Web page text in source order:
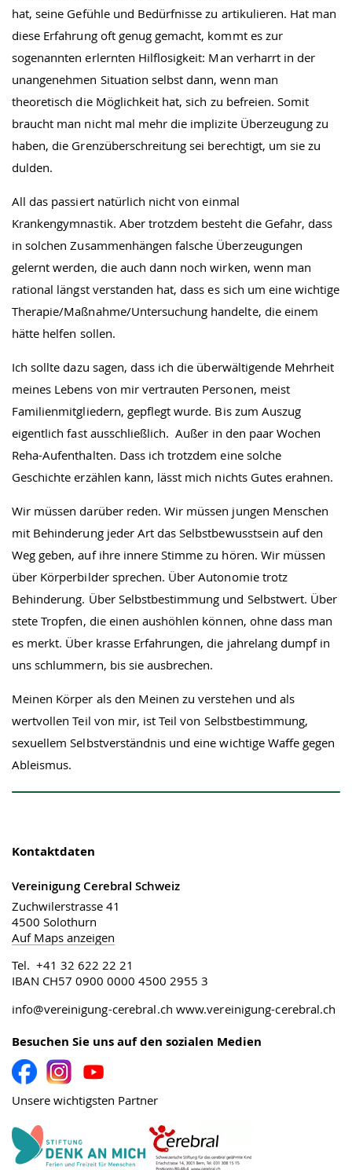
hat, seine Gefühle und Bedürfnisse zu artikulieren. Hat man
diese Erfahrung oft genug gemacht, kommt es zur
sogenannten erlernten Hilflosigkeit: Man verharrt in der
unangenehmen Situation selbst dann, wenn man
theoretisch die Möglichkeit hat, sich zu befreien. Somit
braucht man nicht mal mehr die implizite Überzeugung zu
haben, die Grenzüberschreitung sei berechtigt, um sie zu
dulden.
All das passiert natürlich nicht von einmal
Krankengymnastik. Aber trotzdem besteht die Gefahr, dass
in solchen Zusammenhängen falsche Überzeugungen
gelernt werden, die auch dann noch wirken, wenn man
rational längst verstanden hat, dass es sich um eine wichtige
Therapie/Maßnahme/Untersuchung handelte, die einem
hätte helfen sollen.
Ich sollte dazu sagen, dass ich die überwältigende Mehrheit
meines Lebens von mir vertrauten Personen, meist
Familienmitgliedern, gepflegt wurde. Bis zum Auszug
eigentlich fast ausschließlich. Außer in den paar Wochen
Reha-Aufenthalten. Dass ich trotzdem eine solche
Geschichte erzählen kann, lässt mich nichts Gutes erahnen.
Wir müssen darüber reden. Wir müssen jungen Menschen
mit Behinderung jeder Art das Selbstbewusstsein auf den
Weg geben, auf ihre innere Stimme zu hören. Wir müssen
über Körperbilder sprechen. Über Autonomie trotz
Behinderung. Über Selbstbestimmung und Selbstwert. Über
stete Tropfen, die einen aushöhlen können, ohne dass man
es merkt. Über krasse Erfahrungen, die jahrelang dumpf in
uns schlummern, bis sie ausbrechen.
Meinen Körper als den Meinen zu verstehen und als
wertvollen Teil von mir, ist Teil von Selbstbestimmung,
sexuellem Selbstverständnis und eine wichtige Waffe gegen
Ableismus.
Kontaktdaten
Vereinigung Cerebral Schweiz
Zuchwilerstrasse 41
4500 Solothurn
Auf Maps anzeigen
Tel. +41 32 622 22 21
IBAN CH57 0900 0000 4500 2955 3
info@vereinigung-cerebral.ch www.vereinigung-cerebral.ch
Besuchen Sie uns auf den sozialen Medien
Unsere wichtigsten Partner